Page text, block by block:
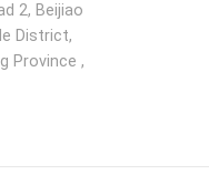
2, Beijiao
District,
Province ,